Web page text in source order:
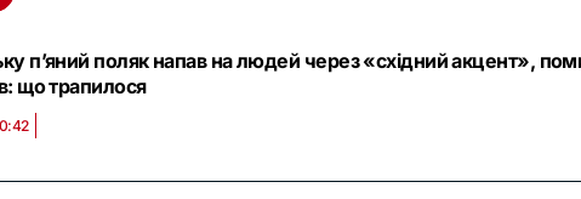
п’яний поляк напав на людей через «східний акцент»,
що трапилося